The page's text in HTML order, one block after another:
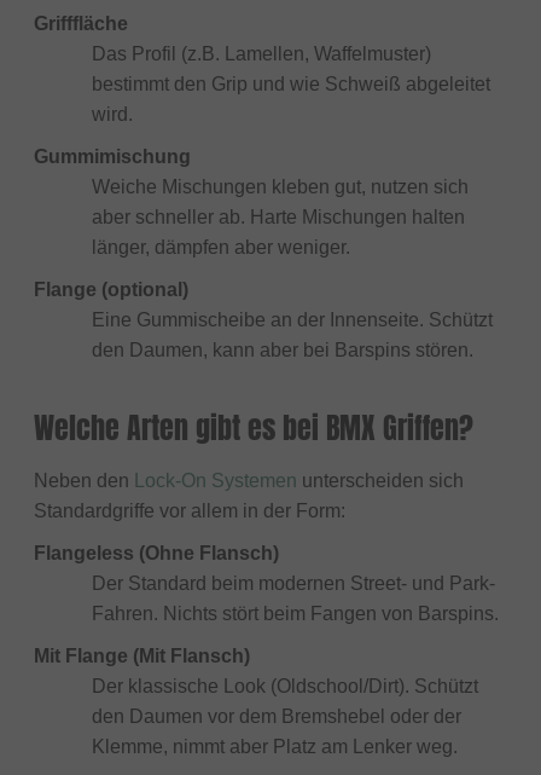
Grifffläche
Das Profil (z.B. Lamellen, Waffelmuster)
bestimmt den Grip und wie Schweiß abgeleitet
wird.
Gummimischung
Weiche Mischungen kleben gut, nutzen sich
aber schneller ab. Harte Mischungen halten
länger, dämpfen aber weniger.
Flange (optional)
Eine Gummischeibe an der Innenseite. Schützt
den Daumen, kann aber bei Barspins stören.
Welche Arten gibt es bei BMX Griffen?
Neben den Lock-On Systemen unterscheiden sich
Standardgriffe vor allem in der Form:
Flangeless (Ohne Flansch)
Der Standard beim modernen Street- und Park-
Fahren. Nichts stört beim Fangen von Barspins.
Mit Flange (Mit Flansch)
Der klassische Look (Oldschool/Dirt). Schützt
den Daumen vor dem Bremshebel oder der
Klemme, nimmt aber Platz am Lenker weg.